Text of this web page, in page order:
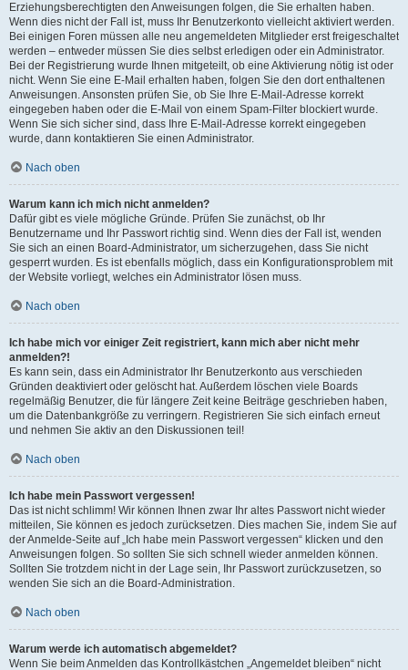
Erziehungsberechtigten den Anweisungen folgen, die Sie erhalten haben.
Wenn dies nicht der Fall ist, muss Ihr Benutzerkonto vielleicht aktiviert werden.
Bei einigen Foren müssen alle neu angemeldeten Mitglieder erst freigeschaltet
werden – entweder müssen Sie dies selbst erledigen oder ein Administrator.
Bei der Registrierung wurde Ihnen mitgeteilt, ob eine Aktivierung nötig ist oder
nicht. Wenn Sie eine E-Mail erhalten haben, folgen Sie den dort enthaltenen
Anweisungen. Ansonsten prüfen Sie, ob Sie Ihre E-Mail-Adresse korrekt
eingegeben haben oder die E-Mail von einem Spam-Filter blockiert wurde.
Wenn Sie sich sicher sind, dass Ihre E-Mail-Adresse korrekt eingegeben
wurde, dann kontaktieren Sie einen Administrator.
Nach oben
Warum kann ich mich nicht anmelden?
Dafür gibt es viele mögliche Gründe. Prüfen Sie zunächst, ob Ihr
Benutzername und Ihr Passwort richtig sind. Wenn dies der Fall ist, wenden
Sie sich an einen Board-Administrator, um sicherzugehen, dass Sie nicht
gesperrt wurden. Es ist ebenfalls möglich, dass ein Konfigurationsproblem mit
der Website vorliegt, welches ein Administrator lösen muss.
Nach oben
Ich habe mich vor einiger Zeit registriert, kann mich aber nicht mehr
anmelden?!
Es kann sein, dass ein Administrator Ihr Benutzerkonto aus verschieden
Gründen deaktiviert oder gelöscht hat. Außerdem löschen viele Boards
regelmäßig Benutzer, die für längere Zeit keine Beiträge geschrieben haben,
um die Datenbankgröße zu verringern. Registrieren Sie sich einfach erneut
und nehmen Sie aktiv an den Diskussionen teil!
Nach oben
Ich habe mein Passwort vergessen!
Das ist nicht schlimm! Wir können Ihnen zwar Ihr altes Passwort nicht wieder
mitteilen, Sie können es jedoch zurücksetzen. Dies machen Sie, indem Sie auf
der Anmelde-Seite auf „Ich habe mein Passwort vergessen“ klicken und den
Anweisungen folgen. So sollten Sie sich schnell wieder anmelden können.
Sollten Sie trotzdem nicht in der Lage sein, Ihr Passwort zurückzusetzen, so
wenden Sie sich an die Board-Administration.
Nach oben
Warum werde ich automatisch abgemeldet?
Wenn Sie beim Anmelden das Kontrollkästchen „Angemeldet bleiben“ nicht